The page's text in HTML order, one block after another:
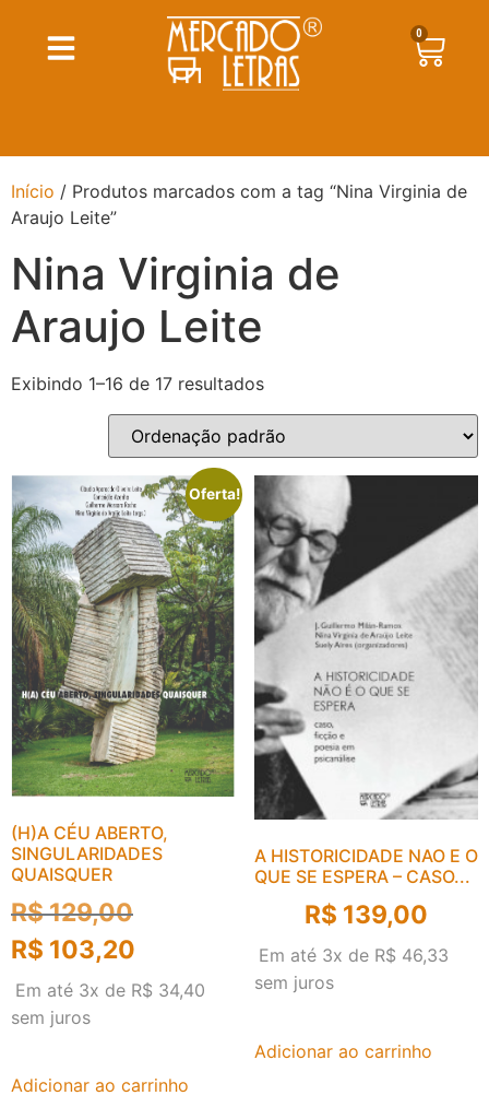
0
Início / Produtos marcados com a tag “Nina Virginia de
Araujo Leite”
Nina Virginia de
Araujo Leite
Exibindo 1–16 de 17 resultados
Oferta!
(H)A CÉU ABERTO,
SINGULARIDADES
QUAISQUER
R$129,00
R$ 103,20
Em até 3x de R$ 34,40
sem juros
Adicionar ao carrinho
A HISTORICIDADE NAO E O
QUE SE ESPERA – CASO...
R$ 139,00
Em até 3x de R$ 46,33
sem juros
Adicionar ao carrinho